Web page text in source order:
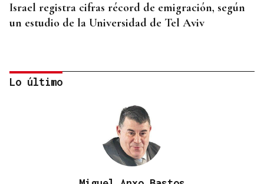
Israel registra cifras récord de emigración, según
un estudio de la Universidad de Tel Aviv
Lo último